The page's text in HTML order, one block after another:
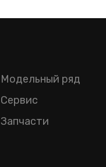
Модельный ряд
Сервис
Запчасти